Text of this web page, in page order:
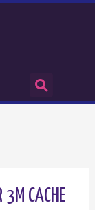
3M CACHE